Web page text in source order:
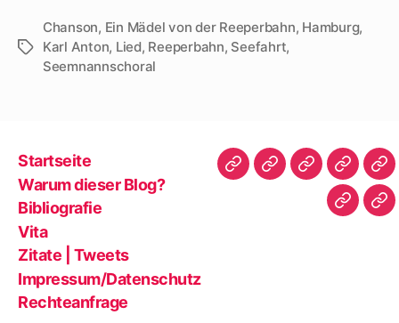
Schlagwörter
Chanson, Ein Mädel von der Reeperbahn, Hamburg,
Karl Anton, Lied, Reeperbahn, Seefahrt,
Seemnannschoral
Startseite
Warum dieser Blog?
Bibliografie
Vita
Zitate | Tweets
Impressum/Datenschutz
Rechteanfrage
Startseite
WarumBibliografie
Vita
|